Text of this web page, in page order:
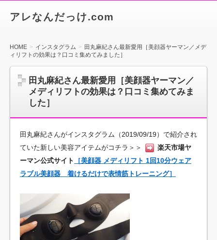
アレなんだっけ.com
HOME インスタグラム
田丸麻紀さん最新愛用［美顔器ヤーマン／メデ
ィリフトの効果は？口コミ集めてみました］
田丸麻紀さん最新愛用［美顔器ヤーマン／
メディリフトの効果は？口コミ集めてみま
した］
田丸麻紀さんがインスタグラム（2019/09/19）で紹介され
ていた新しい美容アイテムがコチラ＞＞
楽天市場ヤ
ーマン公式サイト
［美顔器 メディリフト 1回10分ウェア
ラブル美顔器 着けるだけで表情筋トレーニング］